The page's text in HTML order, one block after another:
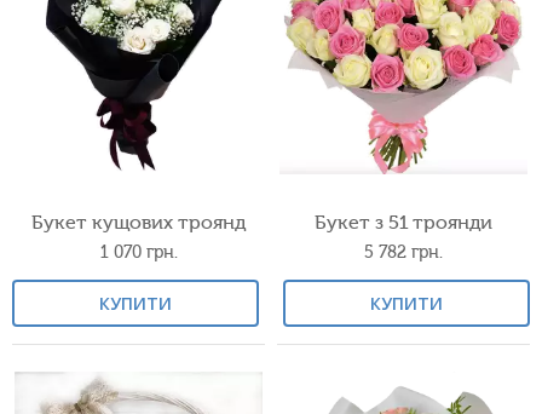
Букет кущових троянд
1 070 грн.
КУПИТИ
Букет з 51 троянди
5 782 грн.
КУПИТИ